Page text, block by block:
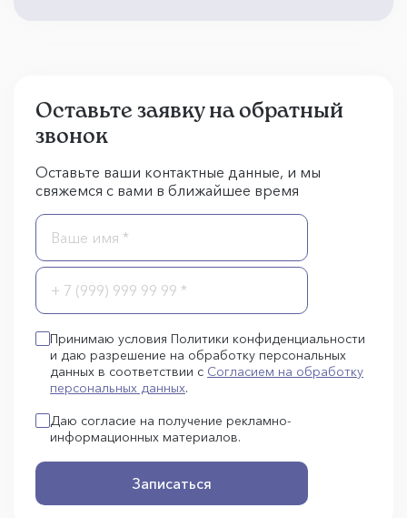
Оставьте заявку на обратный
звонок
Оставьте ваши контактные данные, и мы
свяжемся с вами в ближайшее время
Принимаю условия Политики конфиденциальности
и даю разрешение на обработку персональных
данных в соответствии с Согласием на обработку
персональных данных.
Даю согласие на получение рекламно-
информационных материалов.
Записаться